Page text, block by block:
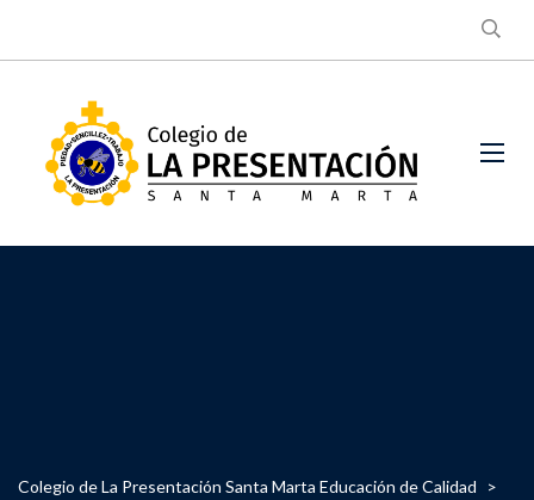
Colegio de La Presentación Santa Marta Educación de Calidad
>